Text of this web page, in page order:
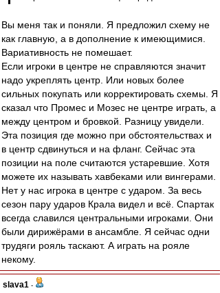
Вы меня так и поняли. Я предложил схему не
как главную, а в дополнение к имеющимися.
Вариативность не помешает.
Если игроки в центре не справляются значит
надо укреплять центр. Или новых более
сильных покупать или корректировать схемы. Я
сказал что Промес и Мозес не центре играть, а
между центром и бровкой. Разницу увидели.
Эта позиция где можно при обстоятельствах и
в центр сдвинуться и на фланг. Сейчас эта
позиции на поле считаются устаревшие. Хотя
можете их называть хавбеками или вингерами.
Нет у нас игрока в центре с ударом. За весь
сезон пару ударов Крала видел и всё. Спартак
всегда славился центральными игроками. Они
были дирижёрами в ансамбле. Я сейчас одни
трудяги рояль таскают. А играть на рояле
некому.
slava1 -